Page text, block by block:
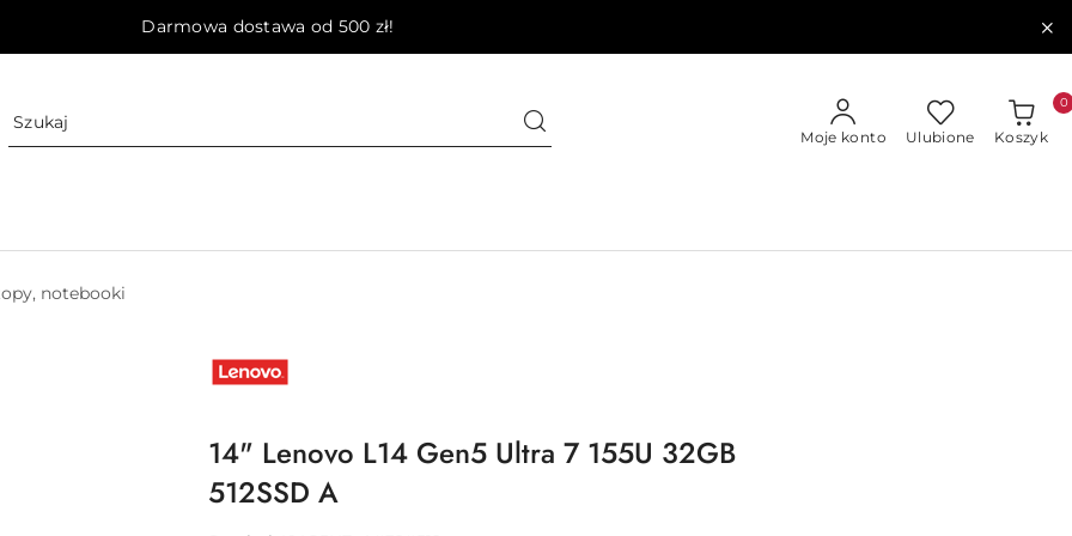
Darmowa dostawa od 500 zł!
Moje konto Ulubione Koszyk
0
notebooki
PRODUCENTA:
LENOVO
14" Lenovo L14 Gen5 Ultra 7 155U 32GB
512SSD A